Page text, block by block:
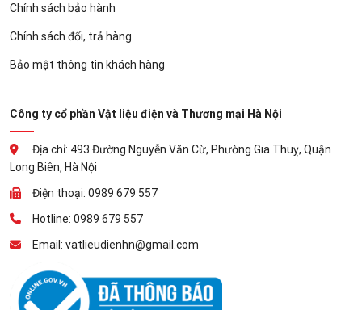
Chính sách bảo hành
Chính sách đổi, trả hàng
Bảo mật thông tin khách hàng
Công ty cổ phần Vật liệu điện và Thương mại Hà Nội
Địa chỉ: 493 Đường Nguyễn Văn Cừ, Phường Gia Thuỵ, Quận
Long Biên, Hà Nội
Điện thoại: 0989 679 557
Hotline: 0989 679 557
Email: vatlieudienhn@gmail.com